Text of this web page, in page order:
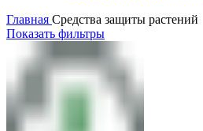
Главная Средства защиты растений
Показать фильтры